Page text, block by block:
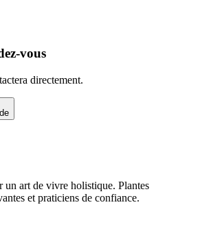
vous
directement.
art de vivre holistique. Plantes
et praticiens de confiance.